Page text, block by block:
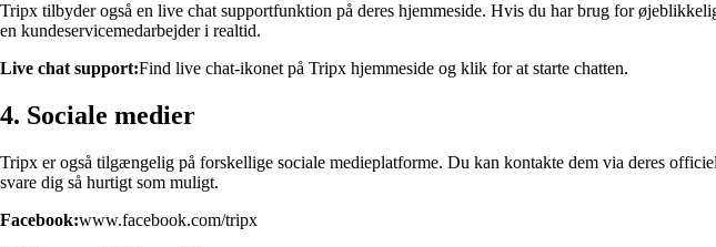
Tripx tilbyder også en live chat supportfunktion på deres hjemmeside. Hvis du har brug for
en kundeservicemedarbejder i realtid.
Live chat support:Find live chat-ikonet på Tripx hjemmeside og klik for at starte chatten.
4. Sociale medier
Tripx er også tilgængelig på forskellige sociale medieplatforme. Du kan kontakte dem via deres
svare dig så hurtigt som muligt.
Facebook:www.facebook.com/tripx